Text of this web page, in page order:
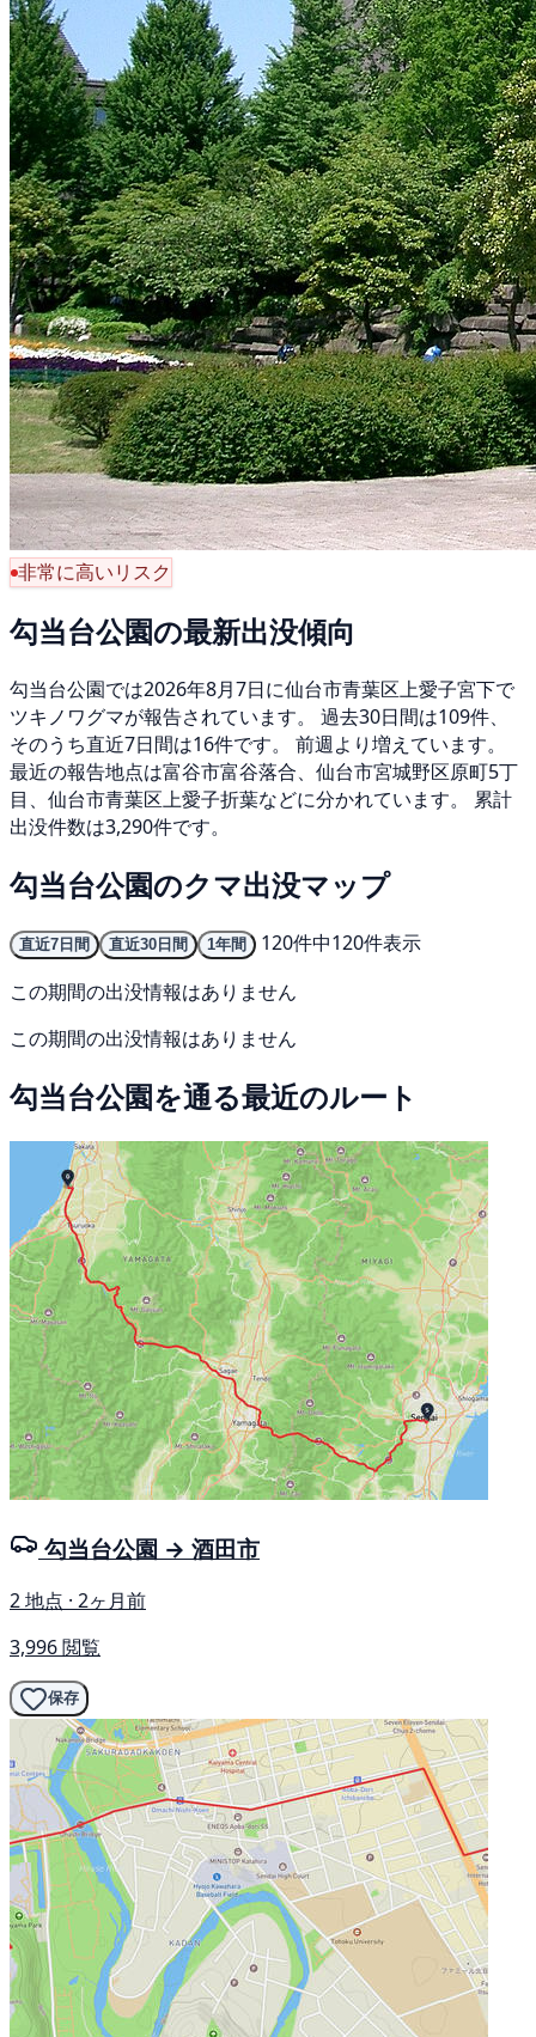
非常に高いリスク
勾当台公園の最新出没傾向
勾当台公園では2026年8月7日に仙台市青葉区上愛子宮下で
ツキノワグマが報告されています。 過去30日間は109件、
そのうち直近7日間は16件です。 前週より増えています。
最近の報告地点は富谷市富谷落合、仙台市宮城野区原町5丁
目、仙台市青葉区上愛子折葉などに分かれています。 累計
出没件数は3,290件です。
勾当台公園のクマ出没マップ
直近7日間 直近30日間 1年間
120件中120件表示
この期間の出没情報はありません
この期間の出没情報はありません
勾当台公園を通る最近のルート
勾当台公園 → 酒田市
2 地点 · 2ヶ月前
3,996 閲覧
保存